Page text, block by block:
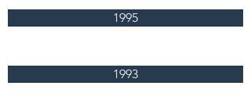
1995
1993